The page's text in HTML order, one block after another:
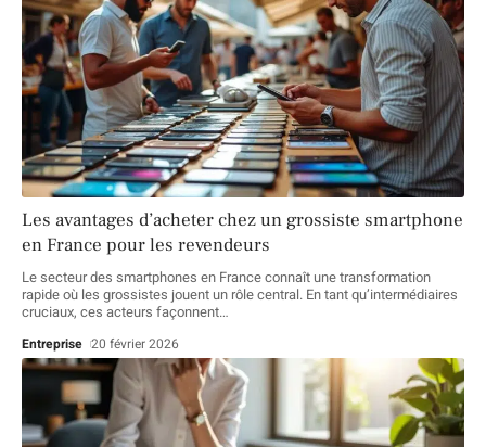
Les avantages d’acheter chez un grossiste smartphone
en France pour les revendeurs
Le secteur des smartphones en France connaît une transformation
rapide où les grossistes jouent un rôle central. En tant qu’intermédiaires
cruciaux, ces acteurs façonnent…
Entreprise 20 février 2026